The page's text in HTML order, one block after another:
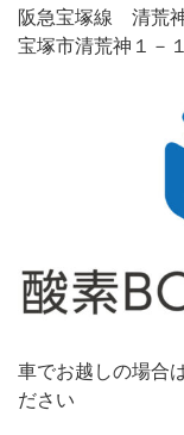
阪急宝塚線 清荒
宝塚市清荒神１－
車でお越しの場合
ださい